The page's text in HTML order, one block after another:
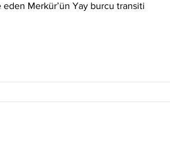
Merkür’ün Yay burcu transiti